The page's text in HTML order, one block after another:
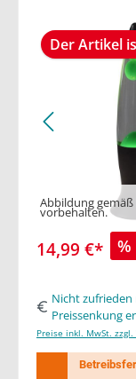
Der Artikel
Abbildung
vorbehalten.
14,99 €* %
Nicht zufrieden
Preissenkung
Preise inkl. MwSt.